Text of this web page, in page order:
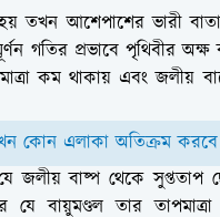
তখন আশেপাশের ভারী
গতির প্রভাবে পৃথিবীর
কম থাকায় এবং জলীয়
কোন এলাকা অতিক্রম করবে
জলীয় বাষ্প থেকে সুপ্ততাপ
যে বায়ুমণ্ডল তার